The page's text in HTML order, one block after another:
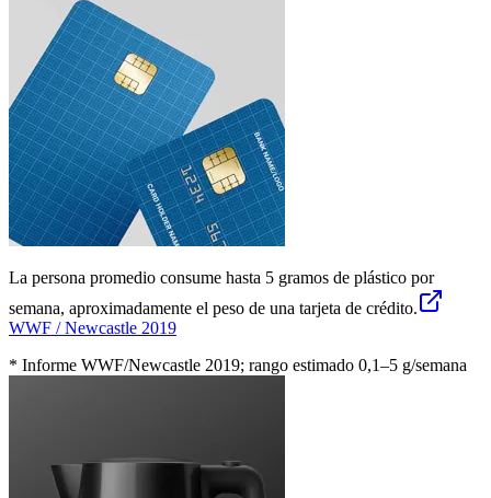
La persona promedio consume hasta 5 gramos de plástico por
semana, aproximadamente el peso de una tarjeta de crédito.
WWF / Newcastle 2019
* Informe WWF/Newcastle 2019; rango estimado 0,1–5 g/semana